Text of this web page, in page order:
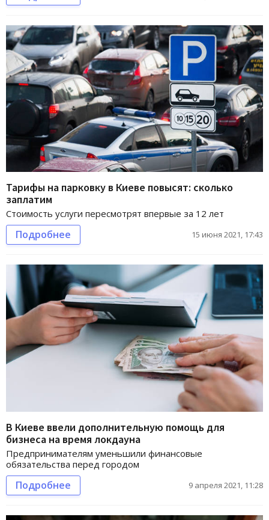
Тарифы на парковку в Киеве повысят: сколько
заплатим
Стоимость услуги пересмотрят впервые за 12 лет
Подробнее 15 июня 2021, 17:43
В Киеве ввели дополнительную помощь для
бизнеса на время локдауна
​​​​​​​Предпринимателям уменьшили финансовые
обязательства перед городом
Подробнее 9 апреля 2021, 11:28